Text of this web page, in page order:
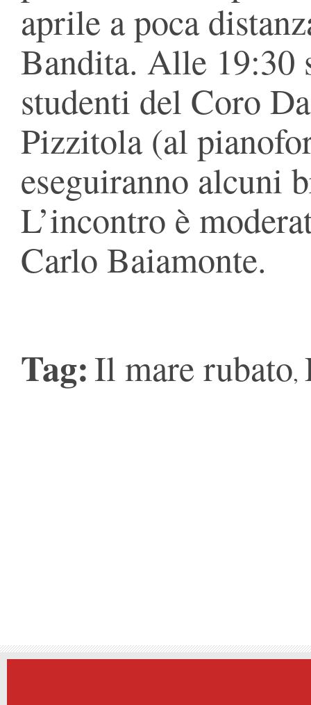
aprile a poca
Bandita. Alle 19:30
studenti del Coro
Pizzitola (al
eseguiranno alcuni
L’incontro è
Carlo Baiamonte.
Tag:Il mare rubato,